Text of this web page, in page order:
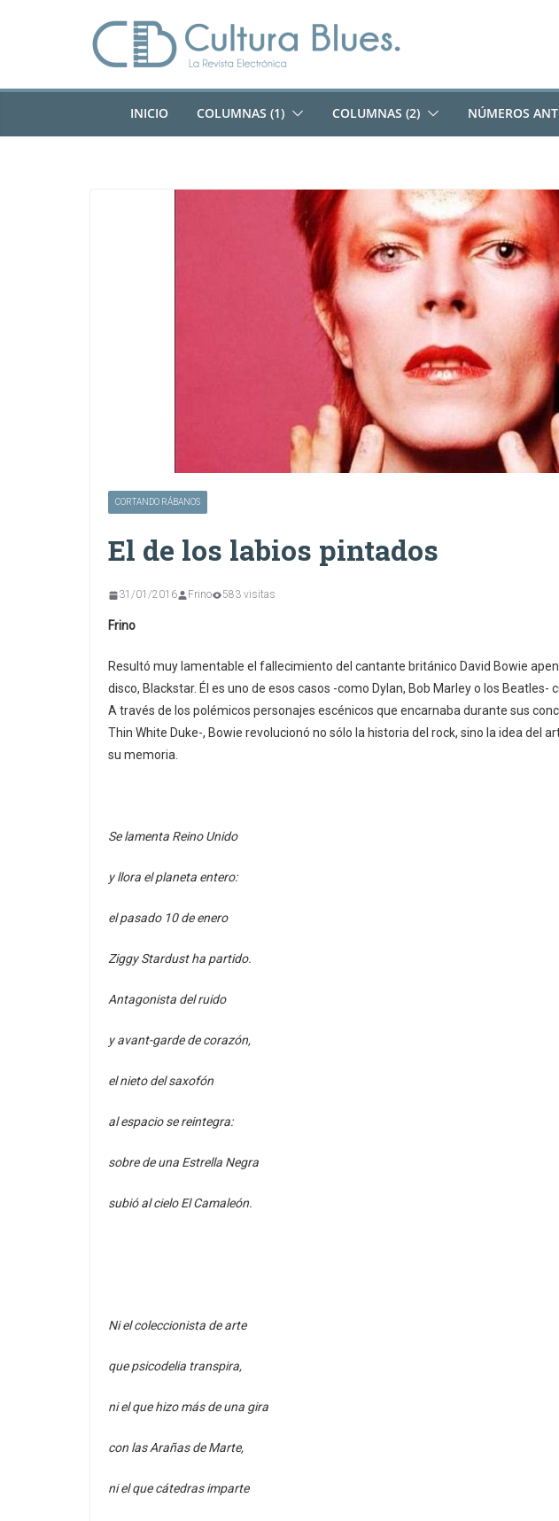
INICIO COLUMNAS (1) COLUMNAS (2) NÚMEROS
CORTANDO RÁBANOS
El de los labios pintados
31/01/2016 Frino 583 visitas
Frino
Resultó muy lamentable el fallecimiento del cantante británico David Bowie
disco, Blackstar. Él es uno de esos casos -como Dylan, Bob Marley o los Beatles-
A través de los polémicos personajes escénicos que encarnaba durante sus
Thin White Duke-, Bowie revolucionó no sólo la historia del rock, sino la idea del
su memoria.
Se lamenta Reino Unido
y llora el planeta entero:
el pasado 10 de enero
Ziggy Stardust ha partido.
Antagonista del ruido
y avant-garde de corazón,
el nieto del saxofón
al espacio se reintegra:
sobre de una Estrella Negra
subió al cielo El Camaleón.
Ni el coleccionista de arte
que psicodelia transpira,
ni el que hizo más de una gira
con las Arañas de Marte,
ni el que cátedras imparte